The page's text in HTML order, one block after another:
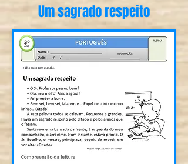
Um sagrado respeito